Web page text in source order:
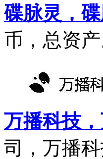
碟脉灵，
币，总资
万播科技
司，万播